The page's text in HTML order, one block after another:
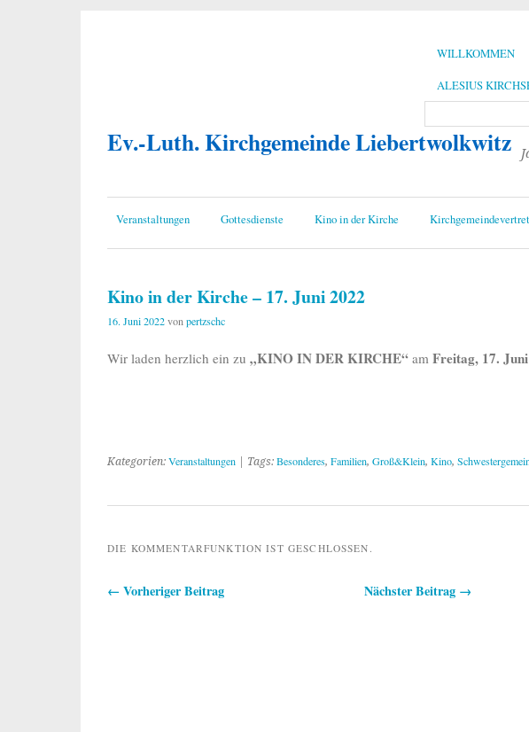
WILLKOMMEN
ALESIUS
Ev.-Luth. Kirchgemeinde Liebertwolkwitz
Veranstaltungen Gottesdienste Kino in der Kirche
Kino in der Kirche – 17. Juni 2022
16. Juni 2022von pertzschc
Wir laden herzlich ein zu „KINO IN DER KIRCHE“ am Freitag, 17.
Kategorien: Veranstaltungen | Tags: Besonderes, Familien, Groß&Klein, Kino,
DIE KOMMENTARFUNKTION IST GESCHLOSSEN.
← Vorheriger Beitrag Nächster Beitrag →